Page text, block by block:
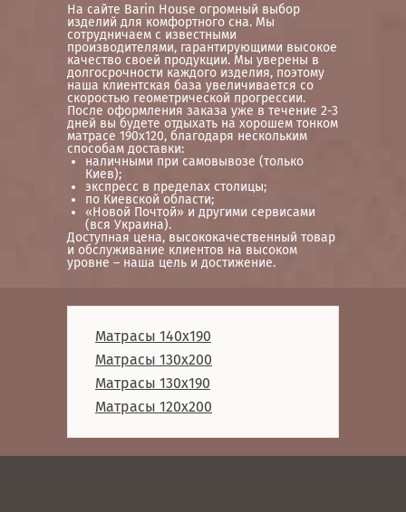
На сайте Barin House огромный выбор
изделий для комфортного сна. Мы
сотрудничаем с известными
производителями, гарантирующими высокое
качество своей продукции. Мы уверены в
долгосрочности каждого изделия, поэтому
наша клиентская база увеличивается со
скоростью геометрической прогрессии.
После оформления заказа уже в течение 2-3
дней вы будете отдыхать на хорошем тонком
матрасе 190х120, благодаря нескольким
способам доставки:
наличными при самовывозе (только
Киев);
экспресс в пределах столицы;
по Киевской области;
«Новой Почтой» и другими сервисами
(вся Украина).
Доступная цена, высококачественный товар
и обслуживание клиентов на высоком
уровне – наша цель и достижение.
Матрасы 140x190
Матрасы 130x200
Матрасы 130x190
Матрасы 120x200